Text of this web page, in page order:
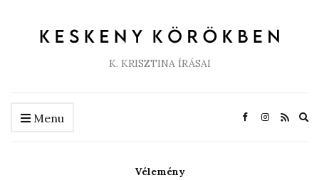
K. KRISZTINA ÍRÁSAI
Menu
Vélemény